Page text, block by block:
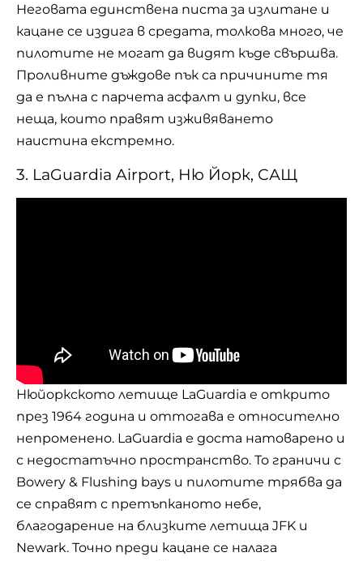
Неговата единствена писта за излитане и
кацане се издига в средата, толкова много, че
пилотите не могат да видят къде свършва.
Проливните дъждове пък са причините тя
да е пълна с парчета асфалт и дупки, все
неща, които правят изживяването
наистина екстремно.
3. LaGuardia Airport, Ню Йорк, САЩ
Нюйоркското летище LaGuardia е открито
през 1964 година и оттогава е относително
непроменено. LaGuardia е доста натоварено и
с недостатъчно пространство. То граничи с
Bowery & Flushing bays и пилотите трябва да
се справят с претъпканото небе,
благодарение на близките летища JFK и
Newark. Точно преди кацане се налага